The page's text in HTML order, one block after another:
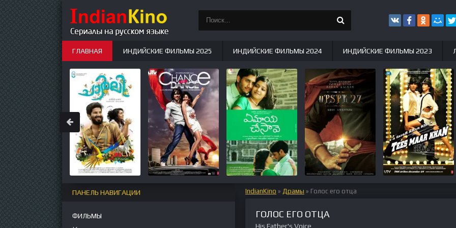
IndianKino » Драмы » Голос его отца
ГОЛОС ЕГО ОТЦА
His Father's Voice
ПАНЕЛЬ НАВИГАЦИИ
ФИЛЬМЫ
ГЛАВНАЯ ИНДИЙСКИЕ ФИЛЬМЫ 2025 ИНДИЙСКИЕ ФИЛЬМЫ 2024 ИНДИЙСКИЕ ФИЛЬМЫ 2023
ИНДИЙСКИЕ СЕРИАЛЫ НОВЫЕ